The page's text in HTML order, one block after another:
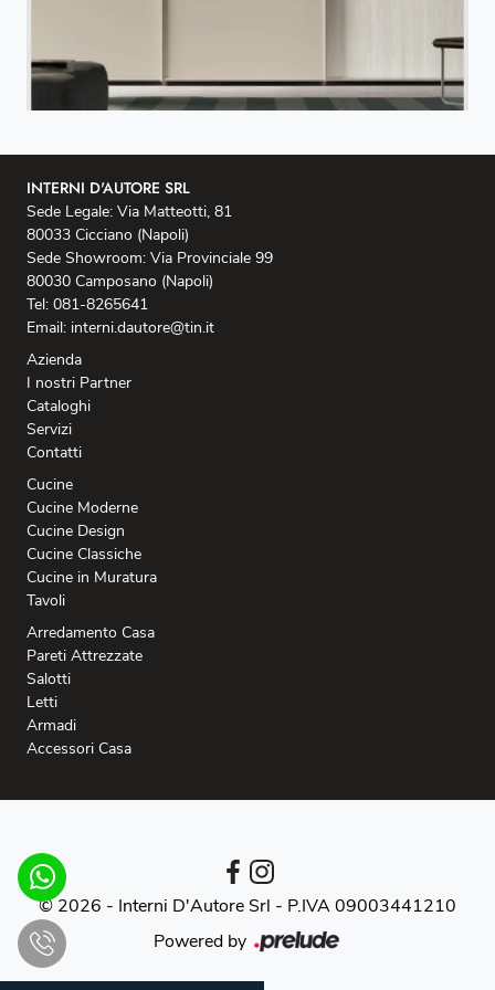
INTERNI D'AUTORE SRL
Sede Legale: Via Matteotti, 81
80033 Cicciano (Napoli)
Sede Showroom: Via Provinciale 99
80030 Camposano (Napoli)
Tel: 081-8265641
Email: interni.dautore@tin.it
Azienda
I nostri Partner
Cataloghi
Servizi
Contatti
Cucine
Cucine Moderne
Cucine Design
Cucine Classiche
Cucine in Muratura
Tavoli
Arredamento Casa
Pareti Attrezzate
Salotti
Letti
Armadi
Accessori Casa
© 2026 - Interni D'Autore Srl - P.IVA 09003441210
Powered by